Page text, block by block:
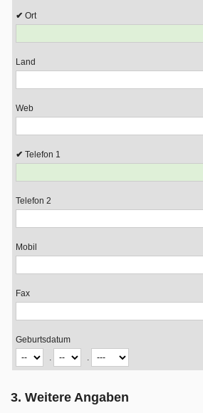
Ort
Land
Web
Telefon 1
Telefon 2
Mobil
Fax
Geburtsdatum
.
.
3. Weitere Angaben